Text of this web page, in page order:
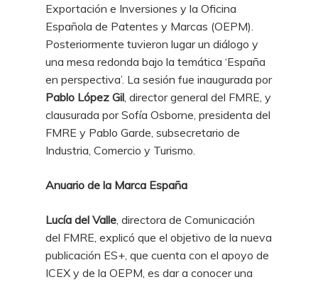
Exportación e Inversiones y la Oficina
Española de Patentes y Marcas (OEPM).
Posteriormente tuvieron lugar un diálogo y
una mesa redonda bajo la temática ‘España
en perspectiva’. La sesión fue inaugurada por
Pablo López Gil , director general del FMRE, y
clausurada por Sofía Osborne, presidenta del
FMRE y Pablo Garde, subsecretario de
Industria, Comercio y Turismo.
Anuario de la Marca España
Lucía del Valle , directora de Comunicación
del FMRE, explicó que el objetivo de la nueva
publicación ES+, que cuenta con el apoyo de
ICEX y de la OEPM, es dar a conocer una